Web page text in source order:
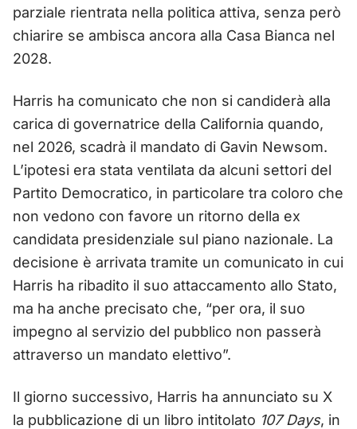
parziale rientrata nella politica attiva, senza però
chiarire se ambisca ancora alla Casa Bianca nel
2028.
Harris ha comunicato che non si candiderà alla
carica di governatrice della California quando,
nel 2026, scadrà il mandato di Gavin Newsom.
L’ipotesi era stata ventilata da alcuni settori del
Partito Democratico, in particolare tra coloro che
non vedono con favore un ritorno della ex
candidata presidenziale sul piano nazionale. La
decisione è arrivata tramite un comunicato in cui
Harris ha ribadito il suo attaccamento allo Stato,
ma ha anche precisato che, “per ora, il suo
impegno al servizio del pubblico non passerà
attraverso un mandato elettivo”.
Il giorno successivo, Harris ha annunciato su X
la pubblicazione di un libro intitolato 107 Days, in